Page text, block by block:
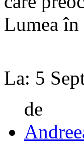
Lumea în
La: 5
de